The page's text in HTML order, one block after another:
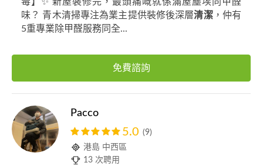
味？ 青木清掃專注為業主提供裝修後深層清潔，仲有
5重專業除甲醛服務同全...
免費諮詢
Pacco
5.0 (9)
港島 中西區
13 次聘用